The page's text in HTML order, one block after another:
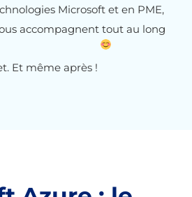
Microsoft et en PME,
accompagnent tout au long
Et même après !